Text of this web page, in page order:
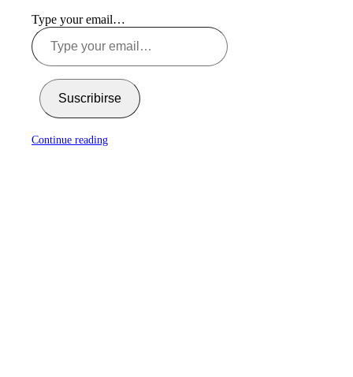
Type your email…
Suscribirse
Continue reading